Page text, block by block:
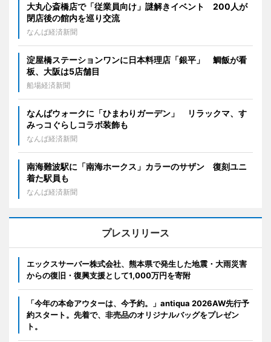
大丸心斎橋店で「従業員向け」謎解きイベント 200人が
閉店後の館内を巡り交流
なんば経済新聞
淀屋橋ステーションワンに日本料理店「銀平」 鯛飯が看
板、大阪は5店舗目
船場経済新聞
なんばウォークに「ひまわりガーデン」 リラックマ、す
みっコぐらしコラボ装飾も
なんば経済新聞
南海難波駅に「南海ホークス」カラーのサザン 復刻ユニ
着た駅員も
なんば経済新聞
プレスリリース
エックスサーバー株式会社、熊本県で発生した地震・大雨災害
からの復旧・復興支援として1,000万円を寄附
「今年の本命アウターは、今予約。」antiqua 2026AW先行予
約スタート。先着で、非売品のオリジナルバッグをプレゼン
ト。